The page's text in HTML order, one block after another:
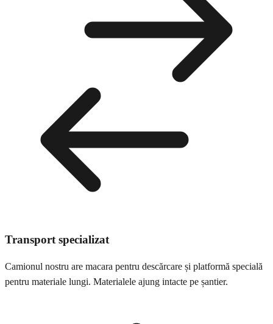
Transport specializat
Camionul nostru are macara pentru descărcare și platformă specială
pentru materiale lungi. Materialele ajung intacte pe șantier.